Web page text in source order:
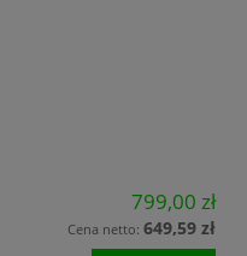
799,00 zł
Cena netto: 649,59 zł